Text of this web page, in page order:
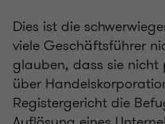
Dies ist die
viele Geschäftsführer
glauben, dass sie nicht
über
Registergericht die